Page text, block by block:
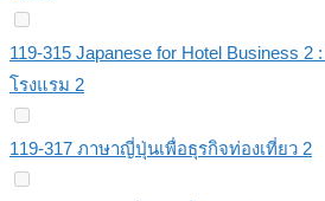
119-315 Japanese for Hotel Business
โรงแรม 2
119-317 ภาษาญี่ปุ่นเพื่อธุรกิจท่องเที่ยว 2